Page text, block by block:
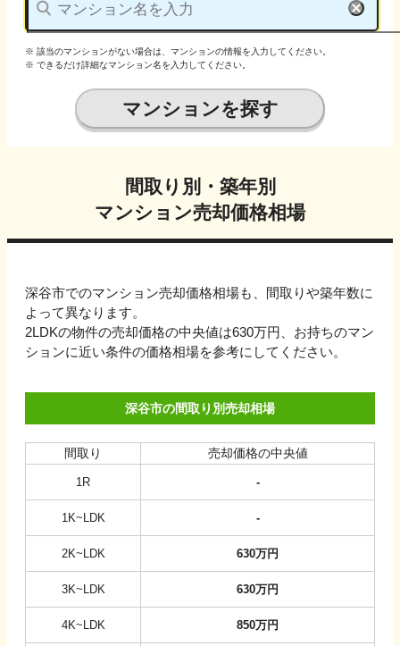
※ 該当のマンションがない場合は、マンションの情報を入力してください。
※ できるだけ詳細なマンション名を入力してください。
マンションを探す
間取り別・築年別
マンション売却価格相場
深谷市でのマンション売却価格相場も、間取りや築年数に
よって異なります。
2LDKの物件の売却価格の中央値は630万円、 お持ちのマン
ションに近い条件の価格相場を参考にしてください。
深谷市の間取り別売却相場
間取り 売却価格の中央値
1R -
1K~LDK -
2K~LDK 630万円
3K~LDK 630万円
4K~LDK 850万円